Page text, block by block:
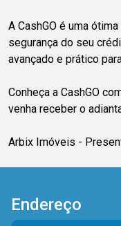
A CashGO é uma
segurança do seu
avançado e prático
Conheça a CashGO
venha receber o
Arbix Imóveis -
Endereço